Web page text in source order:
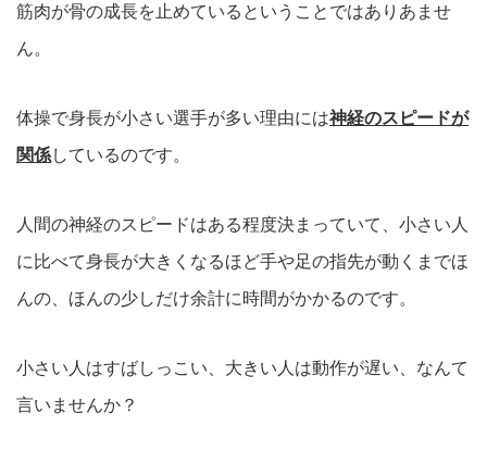
筋肉が骨の成長を止めているということではありあませ
ん。
体操で身長が小さい選手が多い理由には神経のスピードが
関係しているのです。
人間の神経のスピードはある程度決まっていて、小さい人
に比べて身長が大きくなるほど手や足の指先が動くまでほ
んの、ほんの少しだけ余計に時間がかかるのです。
小さい人はすばしっこい、大きい人は動作が遅い、なんて
言いませんか？